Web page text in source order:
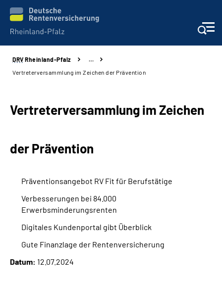
Unsere Leistungen
Karriere
Über uns
Inhalte in Gebärdensprache (DGS)
DRV Rheinland-Pfalz
…
Vertreterversammlung im Zeichen der Prävention
Vertreterversammlung im Zeichen
der Prävention
Präventionsangebot RV Fit für Berufstätige
Verbesserungen bei 84.000
Erwerbsminderungsrenten
Digitales Kundenportal gibt Überblick
Gute Finanzlage der Rentenversicherung
Datum: 12.07.2024